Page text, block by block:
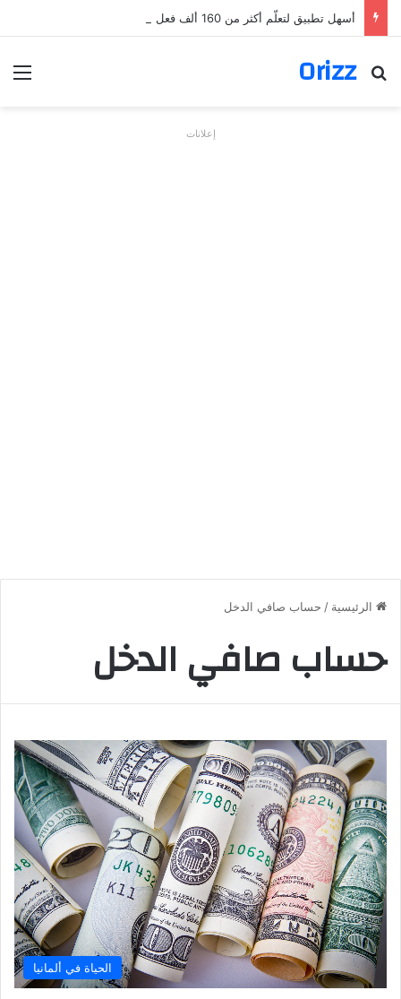
أسهل تطبيق لتعلّم أكثر من 160 ألف فعل بالألمانية
Orizz
بحث عن
إعلانات
الرئيسية / حساب صافي الدخل
حساب صافي الدخل
الحياة في ألمانيا